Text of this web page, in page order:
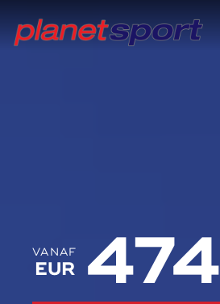
VANAF
EUR 474